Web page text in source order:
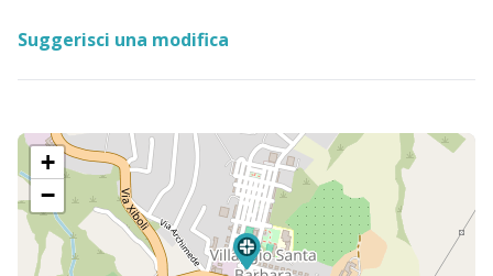
Suggerisci una modifica
+
−